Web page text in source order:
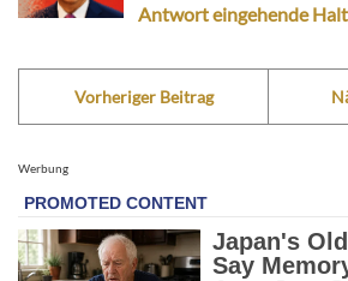
Antwort eingehende
Vorheriger Beitrag
Werbung